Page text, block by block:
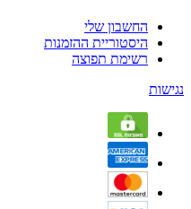
החשבון שלי
היסטוריית ההזמנות
רשימת תפוצה
נגישות